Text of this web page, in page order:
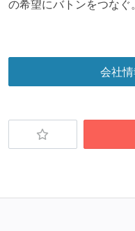
の希望にバトンをつなぐ。
会社